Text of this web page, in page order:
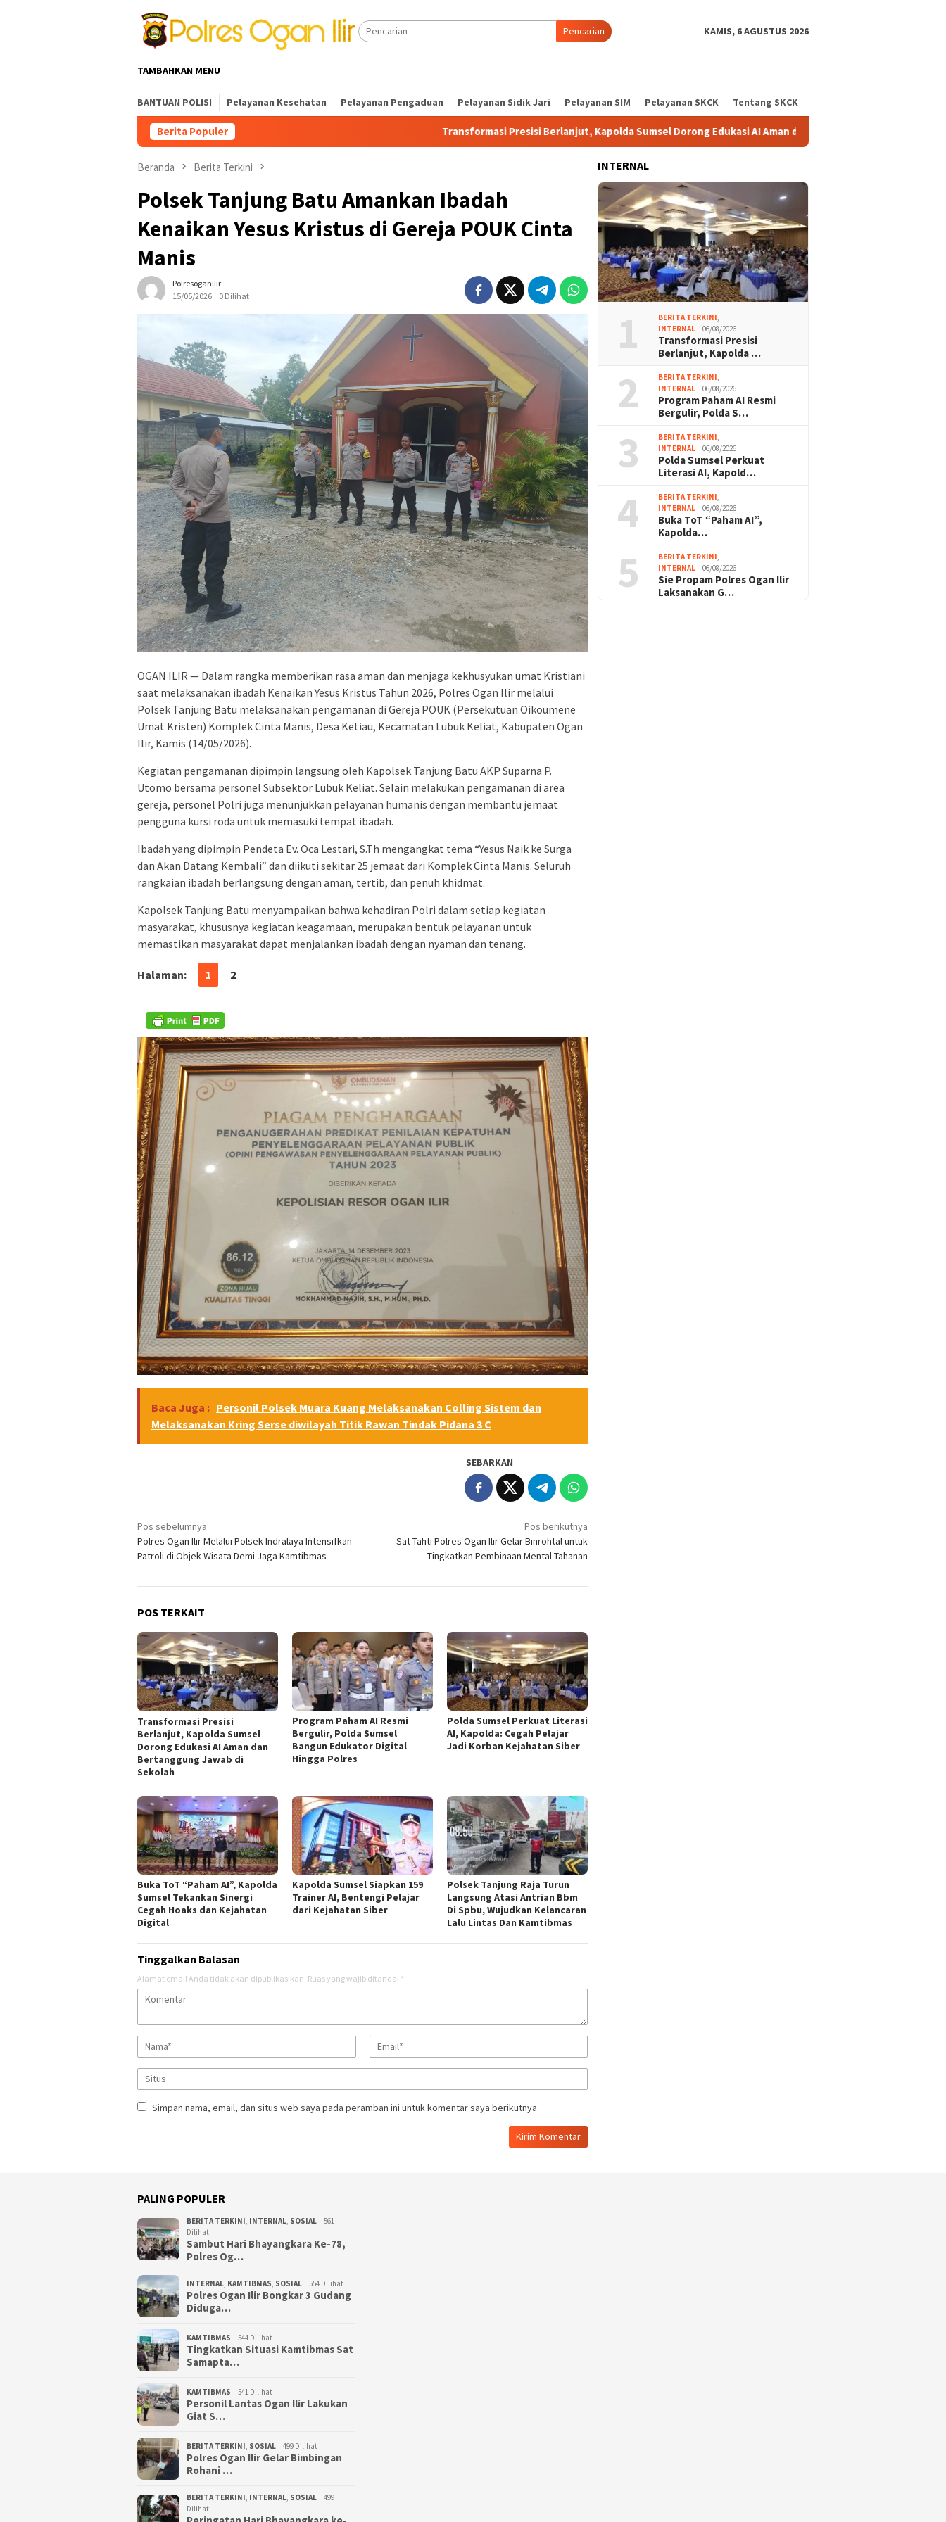
Pencarian KAMIS, 6 AGUSTUS 2026
TAMBAHKAN MENU
BANTUAN POLISI Pelayanan Kesehatan Pelayanan Pengaduan Pelayanan Sidik Jari Pelayanan SIM Pelayanan SKCK Tentang SKCK
Berita Populer Transformasi Presisi Berlanjut, Kapolda Sumsel Dorong Edukasi AI Aman dan Bertanggung Jawab di Sekolah
Beranda Berita Terkini
Polsek Tanjung Batu Amankan Ibadah
Kenaikan Yesus Kristus di Gereja POUK Cinta
Manis
Polresoganilir
15/05/2026
0 Dilihat
OGAN ILIR — Dalam rangka memberikan rasa aman dan menjaga kekhusyukan umat Kristiani
saat melaksanakan ibadah Kenaikan Yesus Kristus Tahun 2026, Polres Ogan Ilir melalui
Polsek Tanjung Batu melaksanakan pengamanan di Gereja POUK (Persekutuan Oikoumene
Umat Kristen) Komplek Cinta Manis, Desa Ketiau, Kecamatan Lubuk Keliat, Kabupaten Ogan
Ilir, Kamis (14/05/2026).
Kegiatan pengamanan dipimpin langsung oleh Kapolsek Tanjung Batu AKP Suparna P.
Utomo bersama personel Subsektor Lubuk Keliat. Selain melakukan pengamanan di area
gereja, personel Polri juga menunjukkan pelayanan humanis dengan membantu jemaat
pengguna kursi roda untuk memasuki tempat ibadah.
Ibadah yang dipimpin Pendeta Ev. Oca Lestari, S.Th mengangkat tema “Yesus Naik ke Surga
dan Akan Datang Kembali” dan diikuti sekitar 25 jemaat dari Komplek Cinta Manis. Seluruh
rangkaian ibadah berlangsung dengan aman, tertib, dan penuh khidmat.
Kapolsek Tanjung Batu menyampaikan bahwa kehadiran Polri dalam setiap kegiatan
masyarakat, khususnya kegiatan keagamaan, merupakan bentuk pelayanan untuk
memastikan masyarakat dapat menjalankan ibadah dengan nyaman dan tenang.
Halaman: 1 2
Baca Juga : Personil Polsek Muara Kuang Melaksanakan Colling Sistem dan
Melaksanakan Kring Serse diwilayah Titik Rawan Tindak Pidana 3 C
SEBARKAN
Navigasi
pos
Pos sebelumnya
Polres Ogan Ilir Melalui Polsek Indralaya Intensifkan
Patroli di Objek Wisata Demi Jaga Kamtibmas
Pos berikutnya
Sat Tahti Polres Ogan Ilir Gelar Binrohtal untuk
Tingkatkan Pembinaan Mental Tahanan
POS TERKAIT
Transformasi Presisi
Berlanjut, Kapolda Sumsel
Dorong Edukasi AI Aman dan
Bertanggung Jawab di
Sekolah
Program Paham AI Resmi
Bergulir, Polda Sumsel
Bangun Edukator Digital
Hingga Polres
Polda Sumsel Perkuat Literasi
AI, Kapolda: Cegah Pelajar
Jadi Korban Kejahatan Siber
Buka ToT “Paham AI”, Kapolda
Sumsel Tekankan Sinergi
Cegah Hoaks dan Kejahatan
Digital
Kapolda Sumsel Siapkan 159
Trainer AI, Bentengi Pelajar
dari Kejahatan Siber
Polsek Tanjung Raja Turun
Langsung Atasi Antrian Bbm
Di Spbu, Wujudkan Kelancaran
Lalu Lintas Dan Kamtibmas
Tinggalkan Balasan
Alamat email Anda tidak akan dipublikasikan. Ruas yang wajib ditandai *
Simpan nama, email, dan situs web saya pada peramban ini untuk komentar saya berikutnya.
INTERNAL
1 BERITA TERKINI
INTERNAL
06/08/2026
Transformasi Presisi
Berlanjut, Kapolda …
2 BERITA TERKINI
INTERNAL
06/08/2026
Program Paham AI Resmi
Bergulir, Polda S…
3 BERITA TERKINI
INTERNAL
06/08/2026
Polda Sumsel Perkuat
Literasi AI, Kapold…
4 BERITA TERKINI
INTERNAL
06/08/2026
Buka ToT “Paham AI”,
Kapolda…
5 BERITA TERKINI
INTERNAL
06/08/2026
Sie Propam Polres Ogan Ilir
Laksanakan G…
PALING POPULER
BERITA TERKINI, INTERNAL, SOSIAL
561
Dilihat
Sambut Hari Bhayangkara Ke-78,
Polres Og…
INTERNAL, KAMTIBMAS, SOSIAL 554 Dilihat
Polres Ogan Ilir Bongkar 3 Gudang
Diduga…
KAMTIBMAS 544 Dilihat
Tingkatkan Situasi Kamtibmas Sat
Samapta…
KAMTIBMAS 541 Dilihat
Personil Lantas Ogan Ilir Lakukan
Giat S…
BERITA TERKINI, SOSIAL 499 Dilihat
Polres Ogan Ilir Gelar Bimbingan
Rohani …
BERITA TERKINI, INTERNAL, SOSIAL
499
Dilihat